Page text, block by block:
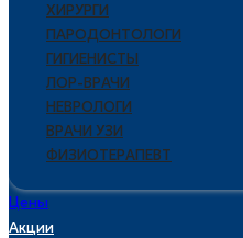
ХИРУРГИ
ПАРОДОНТОЛОГИ
ГИГИЕНИСТЫ
ЛОР-ВРАЧИ
НЕВРОЛОГИ
ВРАЧИ УЗИ
ФИЗИОТЕРАПЕВТ
Цены
Акции